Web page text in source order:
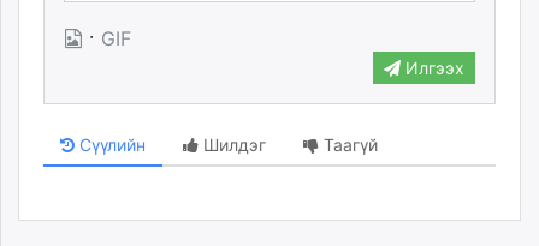
· GIF
Илгээх
Сүүлийн Шилдэг Таагүй